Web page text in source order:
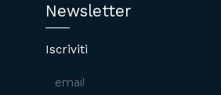
Newsletter
Iscriviti